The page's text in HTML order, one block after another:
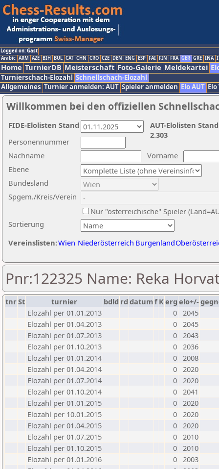
Logged on: Gast
Arabic ARM AZE BIH BUL CAT CHN CRO CZE DEN ENG ESP FAI FIN FRA GER GRE INA
Home TurnierDB Meisterschaft Foto-Galerie Meldekartei
Turnierschach-Elozahl Schnellschach-Elozahl
Allgemeines Turnier anmelden: AUT Spieler anmelden Elo AUT
Willkommen bei den offiziellen
Nachname
Vorname
Ebene
Sortierung
Personennummer
Bundesland
Spgem./Kreis/Verein
Nur "österreichische" Spieler
Vereinslisten:Wien Niederösterreich Burgenland
AUT-Elolisten
2.303
FIDE-Elolisten Stand
Pnr:122325 Name: Reka
tnrSt turnier bdld rd datumf Kerg elo+/-
Elozahl per 01.01.2013
0 2045
Elozahl per 01.04.2013
0 2045
Elozahl per 01.07.2013
0 2043
Elozahl per 01.10.2013
0 2036
Elozahl per 01.01.2014
0 2008
Elozahl per 01.04.2014
0 2020
Elozahl per 01.07.2014
0 2020
Elozahl per 01.10.2014
0 2041
Elozahl per 01.01.2015
0 2020
Elozahl per 10.01.2015
0 2020
Elozahl per 01.04.2015
0 2020
Elozahl per 01.07.2015
0 2010
Elozahl per 01.10.2015
0 2010
Elozahl per 01.01.2016
0 2003